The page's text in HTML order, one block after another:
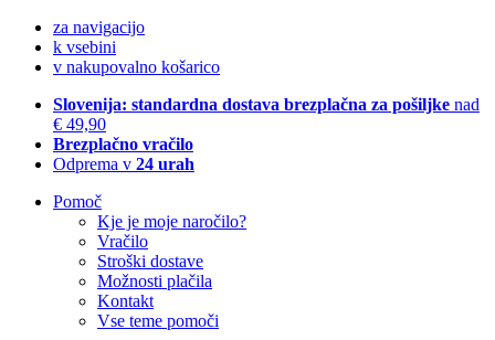
za navigacijo
k vsebini
v nakupovalno košarico
Slovenija: standardna dostava brezplačna za pošiljke nad
€ 49,90
Brezplačno vračilo
Odprema v 24 urah
Pomoč
Kje je moje naročilo?
Vračilo
Stroški dostave
Možnosti plačila
Kontakt
Vse teme pomoči